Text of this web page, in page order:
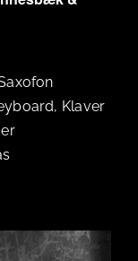
Klaver